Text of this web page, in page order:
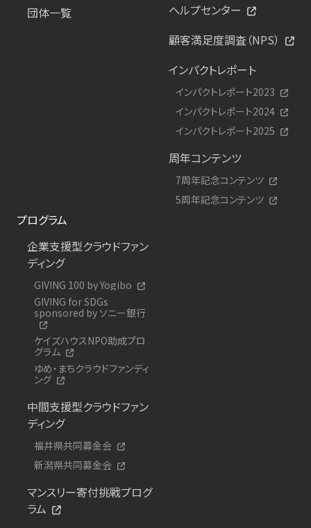
団体一覧
ヘルプセンター
顧客満足度調査（NPS）
インパクトレポート
インパクトレポート2023
インパクトレポート2024
インパクトレポート2025
周年コンテンツ
7周年記念コンテンツ
5周年記念コンテンツ
プログラム
企業支援型クラウドファン
ディング
GIVING 100 by Yogibo
GIVING for SDGs
sponsored by ソニー銀行
ケイズハウスNPO助成プロ
グラム
ゆめ・まちクラウドファンディ
ング
中間支援型クラウドファン
ディング
福井県共同募金会
新潟県共同募金会
マンスリー寄付挑戦プログ
ラム